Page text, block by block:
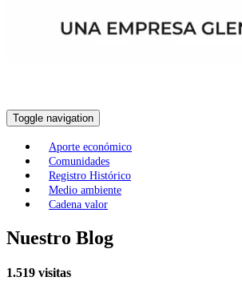
Toggle navigation
Aporte económico
Comunidades
Registro Histórico
Medio ambiente
Cadena valor
Nuestro Blog
1.519 visitas